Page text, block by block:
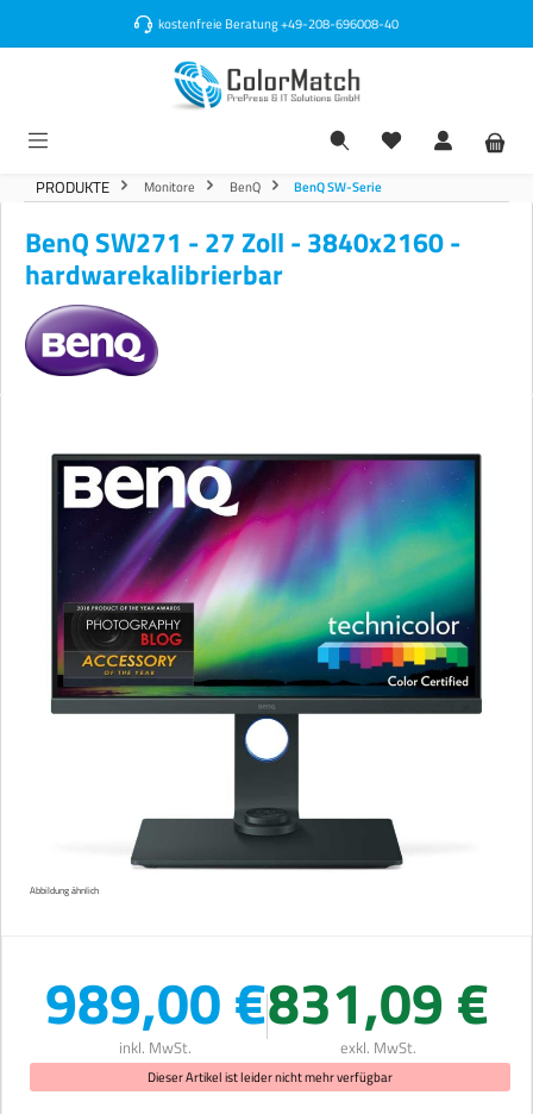
kostenfreie Beratung+49-208-696008-40
PRODUKTE Monitore BenQ BenQ SW-Serie
BenQ SW271 - 27 Zoll - 3840x2160 -
hardwarekalibrierbar
Abbildung ähnlich
989,00 €
inkl. MwSt.
831,09 €
exkl. MwSt.
Dieser Artikel ist leider nicht mehr verfügbar